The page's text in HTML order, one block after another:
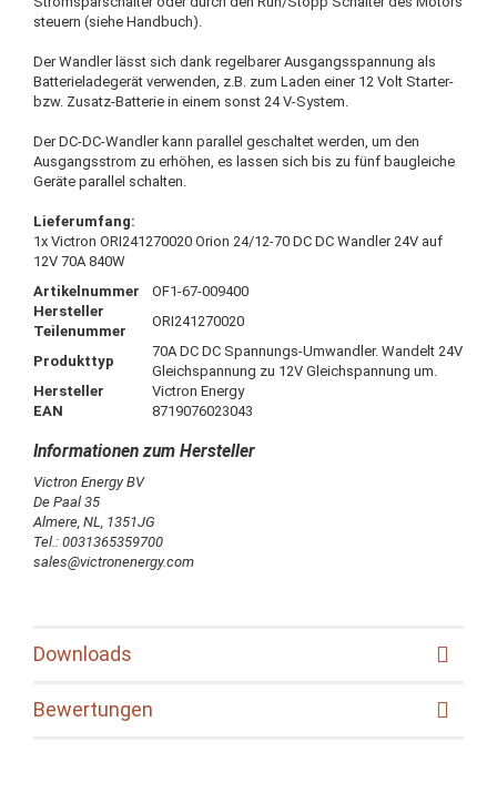
steuern (siehe Handbuch).
Der Wandler lässt sich dank regelbarer Ausgangsspannung als
Batterieladegerät verwenden, z.B. zum Laden einer 12 Volt Starter-
bzw. Zusatz-Batterie in einem sonst 24 V-System.
Der DC-DC-Wandler kann parallel geschaltet werden, um den
Ausgangsstrom zu erhöhen, es lassen sich bis zu fünf baugleiche
Geräte parallel schalten.
Lieferumfang:
1x Victron ORI241270020 Orion 24/12-70 DC DC Wandler 24V auf
12V 70A 840W
Artikelnummer
OF1-67-009400
Hersteller
Teilenummer
ORI241270020
Produkttyp
70A DC DC Spannungs-Umwandler. Wandelt 24V
Gleichspannung zu 12V Gleichspannung um.
Hersteller
Victron Energy
EAN
8719076023043
Victron Energy BV
De Paal 35
Almere, NL, 1351JG
Tel.: 0031365359700
sales@victronenergy.com
Downloads
Bewertungen